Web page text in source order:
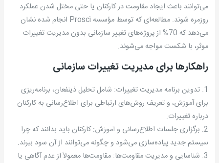
می‌توانند باعث ایجاد مقاومت در کارکنان یا حتی مختل شدن عملکرد
روزمره شوند. مطالعه‌ای که توسط مؤسسه Prosci انجام شده نشان
می‌دهد که 70% از پروژه‌های تغییر سازمانی بدون مدیریت تغییرات
موثر، با شکست مواجه می‌شوند.
راهکارها برای مدیریت تغییرات سازمانی
1. تدوین برنامه مدیریت تغییرات: شامل تحلیل ذینفعان، برنامه‌ریزی
برای آموزش، و تعریف روش‌های ارتباطی برای اطلاع‌رسانی به کارکنان
درباره تغییرات.
2. برگزاری جلسات اطلاع‌رسانی و آموزش: کارکنان باید بدانند که چرا
سیستم جدید پیاده‌سازی می‌شود و چگونه می‌توانند از آن سود ببرند.
3. شناسایی و مدیریت مقاومت‌ها: مقاومت‌ها معمولاً از عدم آگاهی یا